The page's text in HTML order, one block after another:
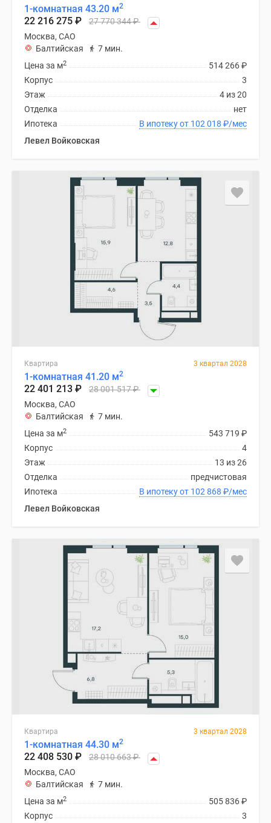
1-комнатная 43.20 м2
22 216 275 ₽ 27 770 344₽
Москва, САО
Балтийская
7 мин.
514 266₽
Цена за м2
3
Корпус
4 из 20
Этаж
нет
Отделка
В ипотеку от 102 018 ₽/мес
Ипотека
Левел Войковская
Квартира 3 квартал 2028
1-комнатная 41.20 м2
22 401 213 ₽ 28 001 517₽
Москва, САО
Балтийская
7 мин.
543 719 ₽
Цена за м2
4
Корпус
13 из 26
Этаж
предчистовая
Отделка
В ипотеку от 102 868 ₽/мес
Ипотека
Левел Войковская
Квартира 3 квартал 2028
1-комнатная 44.30 м2
22 408 530 ₽ 28 010 663₽
Москва, САО
Балтийская
7 мин.
505 836₽
Цена за м2
3
Корпус